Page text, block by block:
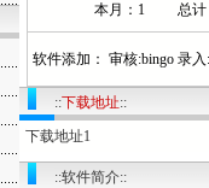
本月：1 总计：
软件添加： 审核:bingo 录入
::下载地址::
下载地址1
::软件简介::